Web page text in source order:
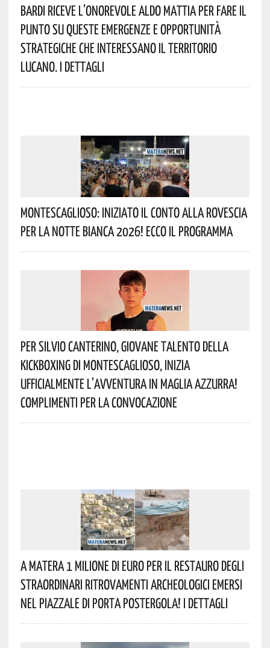
Bardi Riceve L’onorevole Aldo Mattia Per Fare Il
Punto Su Queste Emergenze E Opportunità
Strategiche Che Interessano Il Territorio
Lucano. I Dettagli
Montescaglioso: Iniziato Il Conto Alla Rovescia
Per La Notte Bianca 2026! Ecco Il Programma
Per Silvio Canterino, Giovane Talento Della
Kickboxing Di Montescaglioso, Inizia
Ufficialmente L’avventura In Maglia Azzurra!
Complimenti Per La Convocazione
A Matera 1 Milione Di Euro Per Il Restauro Degli
Straordinari Ritrovamenti Archeologici Emersi
Nel Piazzale Di Porta Postergola! I Dettagli